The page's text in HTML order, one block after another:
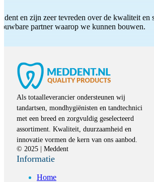
en zijn zeer tevreden over de kwaliteit
partner waarop we kunnen bouwen.
Als totaalleverancier ondersteunen wij
tandartsen, mondhygiënisten en tandtechnici
met een breed en zorgvuldig geselecteerd
assortiment. Kwaliteit, duurzaamheid en
innovatie vormen de kern van ons aanbod.
© 2025 | Meddent
Informatie
Home